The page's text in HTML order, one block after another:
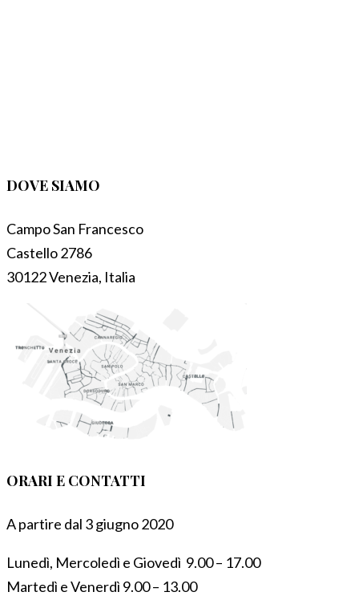
DOVE SIAMO
Campo San Francesco
Castello 2786
30122 Venezia, Italia
ORARI E CONTATTI
A partire dal 3 giugno 2020
Lunedì, Mercoledì e Giovedì 9.00 – 17.00
Martedì e Venerdì 9.00 – 13.00